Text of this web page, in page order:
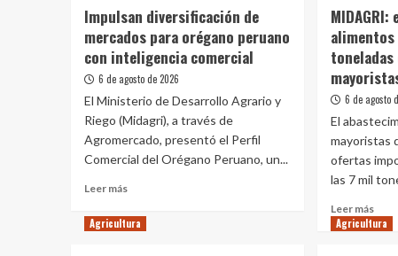
ordena
reorganizar
Midagri:
reforma
busca
fortalecer
la
rectoría
del
Ruiz:
de
la
Impulsan diversificación de
mercados para orégano peruano
con inteligencia comercial
6 de agosto de 2026
El Ministerio de Desarrollo Agrario y
Riego (Midagri), a través de
Agromercado, presentó el Perfil
Comercial del Orégano Peruano, un...
Leer másLeer
sobre
6 de agosto
El
mayoristas
ofertas
las 7 mil
Leer más
más
Agricultura Agricultura